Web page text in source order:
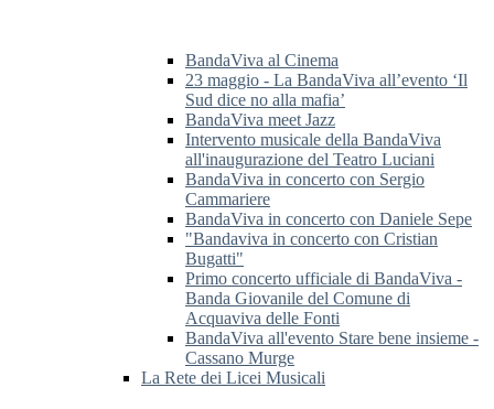
BandaViva al Cinema
23 maggio - La BandaViva all’evento ‘Il
Sud dice no alla mafia’
BandaViva meet Jazz
Intervento musicale della BandaViva
all'inaugurazione del Teatro Luciani
BandaViva in concerto con Sergio
Cammariere
BandaViva in concerto con Daniele Sepe
"Bandaviva in concerto con Cristian
Bugatti"
Primo concerto ufficiale di BandaViva -
Banda Giovanile del Comune di
Acquaviva delle Fonti
BandaViva all'evento Stare bene insieme -
Cassano Murge
La Rete dei Licei Musicali